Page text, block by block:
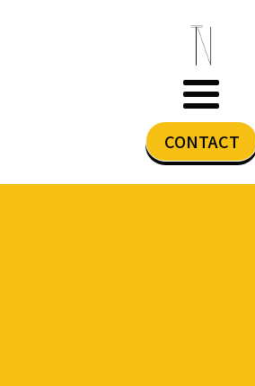
CONTACT